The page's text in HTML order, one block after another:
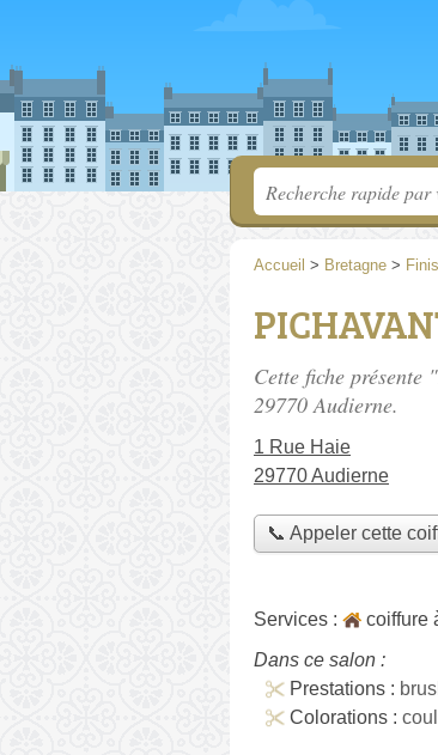
Accueil > Bretagne >
Cette fiche
29770 Audierne.
1 Rue Haie
29770 Audierne
📞 Appeler cette
Services :
coiffure
Dans ce salon :
Prestations :
Colorations :